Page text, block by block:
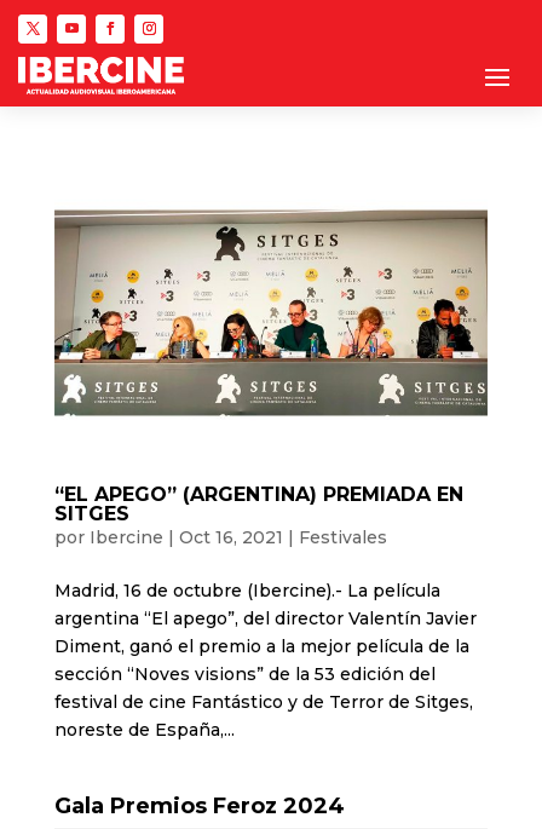
“EL APEGO” (ARGENTINA) PREMIADA EN
SITGES
por Ibercine | Oct 16, 2021 | Festivales
Madrid, 16 de octubre (Ibercine).- La película
argentina “El apego”, del director Valentín Javier
Diment, ganó el premio a la mejor película de la
sección “Noves visions” de la 53 edición del
festival de cine Fantástico y de Terror de Sitges,
noreste de España,...
Gala Premios Feroz 2024